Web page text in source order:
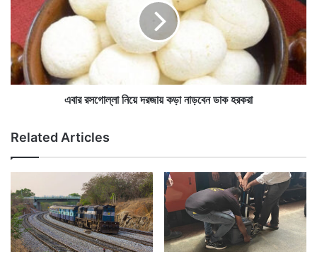
ট্রেনটির নাম অ্যাক্সিডেন্ট রিলিফ মেডিক্যাল ইকুইপমেন্ট বা
এআরএমই ট্রেন। এই ট্রেন সবসময় ছোটে না। যদি কোনও ট্রেন
দুর্ঘটনা ঘটে তখন দুর্ঘটনাগ্রস্ত ট্রেনটির যাত্রীদের দ্রুত চিকিৎসা
ত্ত
র
টা
কি
ত
ন
য়
গো
ল্লা
নি
য়ে
য়
ক
ড়া
ড়
বে
ন
ডা
এবার রসগোল্লা নিয়ে দরজায় কড়া নাড়বেন ডাক হরকরা
Related Articles